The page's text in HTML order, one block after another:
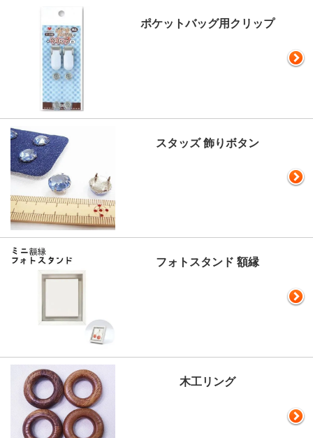
ポケットバッグ用クリップ
スタッズ 飾りボタン
フォトスタンド 額縁
木工リング